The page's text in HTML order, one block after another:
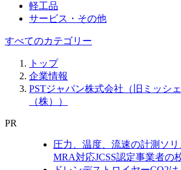
軽工品
サービス・その他
すべてのカテゴリー
トップ
企業情報
PSTジャパン株式会社（旧ミッシ
（株））
PR
圧力、温度、流速の計測ソ
MRA対応JCSS認定事業者の